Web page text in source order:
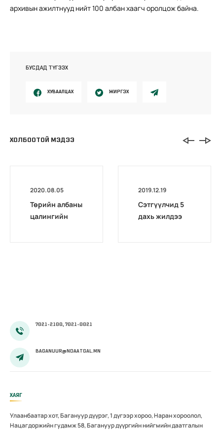
архивын ажилтнууд нийт 100 албан хаагч оролцож байна.
БУСДАД ТҮГЭЭХ
ХУВААЛЦАХ ЖИРГЭХ
ХОЛБООТОЙ МЭДЭЭ
2020.08.05
Төрийн албаны
цалингийн
2019.12.19
Сэтгүүлчид 5
дахь жилдээ
7021-2100, 7021-0021
BAGANUUR@NDAATGAL.MN
ХАЯГ
Улаанбаатар хот, Багануур дүүрэг, 1 дүгээр хороо, Наран хороолол,
Нацагдоржийн гудамж 58, Багануур дүүргийн нийгмийн даатгалын